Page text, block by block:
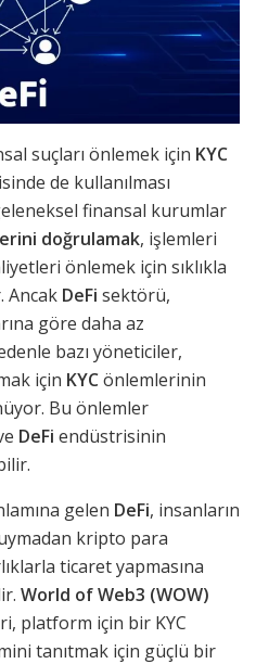
suçları önlemek için KYC
de kullanılması
finansal kurumlar
doğrulamak, işlemleri
önlemek için sıklıkla
Ancak DeFi sektörü,
göre daha az
bazı yöneticiler,
için KYCönlemlerinin
Bu önlemler
DeFi endüstrisinin
gelen DeFi, insanların
kripto para
ticaret yapmasına
World of Web3 (WOW)
platform için bir KYC
tanıtmak için güçlü bir